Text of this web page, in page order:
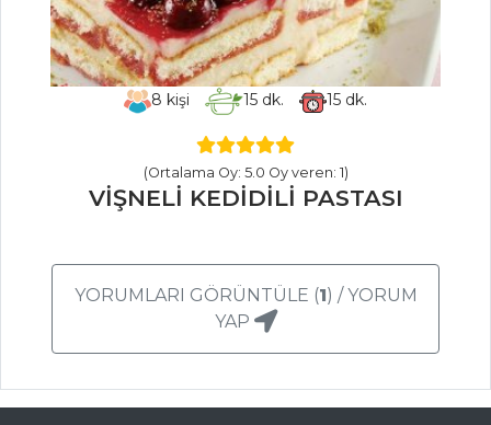
Salatalar Tüm
Tarifleri
PASTA VE
ELMALI PASTA
Çaylı Mini Kekler
Tüm Tarifleri
8 kişi 15dk. 15dk.
(Ortalama Oy: 5.0 Oy veren: 1)
VİŞNELİ KEDİDİLİ PASTASI
YORUMLARI GÖRÜNTÜLE (1) / YORUM
YAP